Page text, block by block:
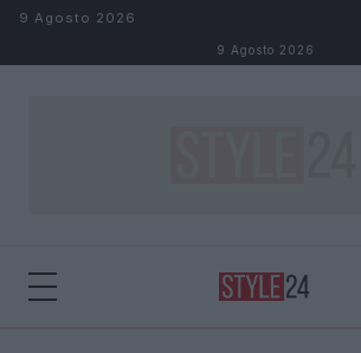
Salta al contenuto
9 Agosto 2026
9 Agosto 2026